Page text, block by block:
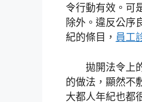
令行動有效。可
除外。違反公序
紀的條目， 員工
拋開法令上
的做法，顯然不
大都人年紀也都